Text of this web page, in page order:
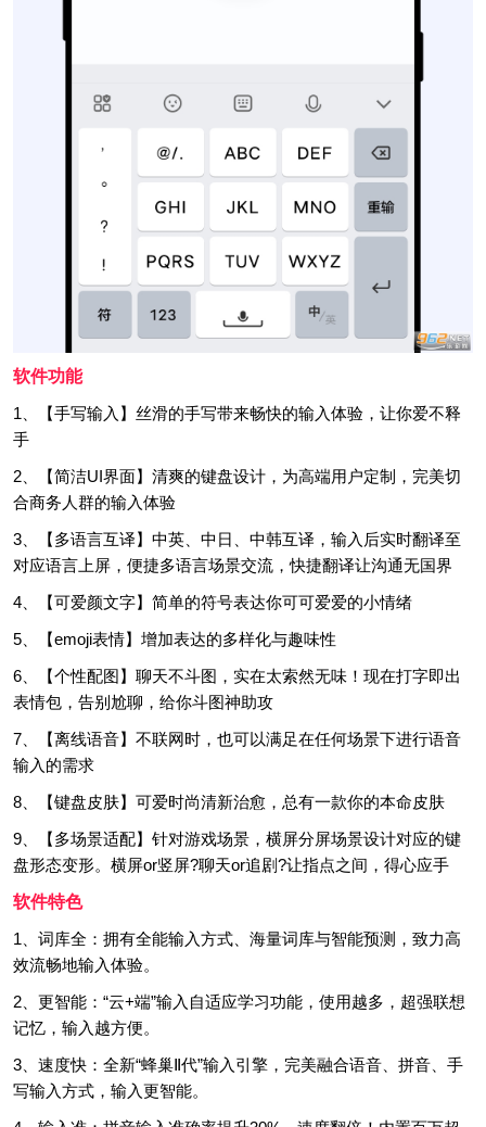
软件功能
1、【手写输入】丝滑的手写带来畅快的输入体验，让你爱不释
手
2、【简洁UI界面】清爽的键盘设计，为高端用户定制，完美切
合商务人群的输入体验
3、【多语言互译】中英、中日、中韩互译，输入后实时翻译至
对应语言上屏，便捷多语言场景交流，快捷翻译让沟通无国界
4、【可爱颜文字】简单的符号表达你可可爱爱的小情绪
5、【emoji表情】增加表达的多样化与趣味性
6、【个性配图】聊天不斗图，实在太索然无味！现在打字即出
表情包，告别尬聊，给你斗图神助攻
7、【离线语音】不联网时，也可以满足在任何场景下进行语音
输入的需求
8、【键盘皮肤】可爱时尚清新治愈，总有一款你的本命皮肤
9、【多场景适配】针对游戏场景，横屏分屏场景设计对应的键
盘形态变形。横屏or竖屏?聊天or追剧?让指点之间，得心应手
软件特色
1、词库全：拥有全能输入方式、海量词库与智能预测，致力高
效流畅地输入体验。
2、更智能：“云+端”输入自适应学习功能，使用越多，超强联想
记忆，输入越方便。
3、速度快：全新“蜂巢Ⅱ代”输入引擎，完美融合语音、拼音、手
写输入方式，输入更智能。